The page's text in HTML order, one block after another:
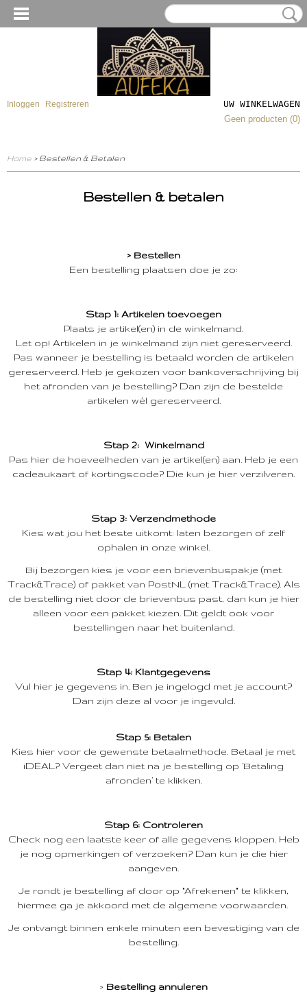
Inloggen Registreren
UW WINKELWAGEN
Geen producten (0)
Home > Bestellen & Betalen
Bestellen & betalen
> Bestellen
Een bestelling plaatsen doe je zo:
Stap 1: Artikelen toevoegen
Plaats je artikel(en) in de winkelmand.
Let op! Artikelen in je winkelmand zijn niet gereserveerd.
Pas wanneer je bestelling is betaald worden de artikelen
gereserveerd. Heb je gekozen voor bankoverschrijving bij
het afronden van je bestelling? Dan zijn de bestelde
artikelen wél gereserveerd.
Stap 2: Winkelmand
Pas hier de hoeveelheden van je artikel(en) aan. Heb je een
cadeaukaart of kortingscode? Die kun je hier verzilveren.
Stap 3: Verzendmethode
Kies wat jou het beste uitkomt: laten bezorgen of zelf
ophalen in onze winkel.
Bij bezorgen kies je voor een brievenbuspakje (met
Track&Trace) of pakket van PostNL (met Track&Trace). Als
de bestelling niet door de brievenbus past, dan kun je hier
alleen voor een pakket kiezen. Dit geldt ook voor
bestellingen naar het buitenland.
Stap 4: Klantgegevens
Vul hier je gegevens in. Ben je ingelogd met je account?
Dan zijn deze al voor je ingevuld.
Stap 5: Betalen
Kies hier voor de gewenste betaalmethode. Betaal je met
iDEAL? Vergeet dan niet na je bestelling op ‘Betaling
afronden’ te klikken.
Stap 6: Controleren
Check nog een laatste keer of alle gegevens kloppen. Heb
je nog opmerkingen of verzoeken? Dan kun je die hier
aangeven.
Je rondt je bestelling af door op "Afrekenen" te klikken,
hiermee ga je akkoord met de algemene voorwaarden.
Je ontvangt binnen enkele minuten een bevestiging van de
bestelling.
> Bestelling annuleren